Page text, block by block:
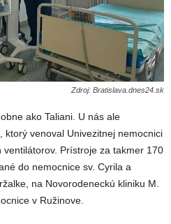
Zdroj: Bratislava.dnes24.sk
ako Taliani. U nás ale
ktorý venoval Univezitnej nemocnici
Prístroje za takmer 170
do nemocnice sv. Cyrila a
na Novorodeneckú kliniku M.
v Ružinove.